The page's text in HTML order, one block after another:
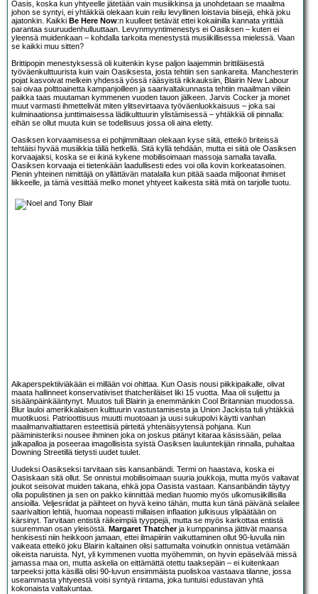
Oasis, koska kun yhtyeelle jätetään vain musiikkinsa ja unohdetaan se maailma
johon se syntyi, ei yhtäkkiä olekaan kuin reilu levyllinen loistavia biisejä, ehkä joku
ajatonkin. Kaikki Be Here Now:n kuulleet tietävät ettei kokaiinilla kannata yrittää
parantaa suuruudenhulluuttaan. Levynmyyntimenestys ei Oasiksen – kuten ei
yleensä muidenkaan – kohdalla tarkoita menestystä musiikillisessa mielessä. Vaan
se kaikki muu sitten?
Brittipopin menestyksessä oli kuitenkin kyse paljon laajemmin brittiläisestä
työväenkulttuurista kuin vain Oasiksesta, josta tehtiin sen sankareita. Manchesterin
pojat kasvoivat melkein yhdessä yössä rääsyistä rikkauksiin, Blairin New Labour
sai oivaa polttoainetta kampanjoilleen ja saarivaltakunnasta tehtiin maailman viilein
paikka taas muutaman kymmenen vuoden tauon jälkeen. Jarvis Cocker ja monet
muut varmasti ihmettelivät miten ylitsevirtaava työväenluokkaisuus – joka sai
kulminaationsa junttimaisessa lädikulttuurin ylistämisessä – yhtäkkiä oli pinnalla:
eihän se ollut muuta kuin se todellisuus jossa oli aina eletty.
Oasiksen korvaamisessa ei pohjimmiltaan olekaan kyse siitä, etteikö briteissä
tehtäisi hyvää musiikkia tällä hetkellä. Sitä kyllä tehdään, mutta ei siitä ole Oasiksen
korvaajaksi, koska se ei ikinä kykene mobilisoimaan massoja samalla tavalla.
Oasiksen korvaaja ei tietenkään laadullisesti edes voi olla kovin korkeatasoinen.
Pienin yhteinen nimittäjä on yllättävän matalalla kun pitää saada miljoonat ihmiset
liikkeelle, ja tämä vesittää melko monet yhtyeet kaikesta siitä mitä on tarjolle tuotu.
Aikaperspektiiviäkään ei millään voi ohittaa. Kun Oasis nousi piikkipaikalle, olivat
maata hallinneet konservatiiviset thatcheriläiset liki 15 vuotta. Maa oli suljettu ja
sisäänpäinkääntynyt. Muutos tuli Blairin ja enemmänkin Cool Britannian muodossa.
Blur lauloi amerikkalaisen kulttuurin vastustamisesta ja Union Jackista tuli yhtäkkiä
muotikuosi. Patrioottisuus muutti muotoaan ja uusi sukupolvi käytti vanhan
maailmanvaltiattaren esteettisiä piirteitä yhtenäisyytensä pohjana. Kun
pääministeriksi nousee ihminen joka on joskus pitänyt kitaraa käsissään, pelaa
jalkapalloa ja poseeraa imagollisista syistä Oasiksen lauluntekijän rinnalla, puhaltaa
Downing Streetillä tietysti uudet tuulet.
Uudeksi Oasikseksi tarvitaan siis kansanbändi. Termi on haastava, koska ei
Oasiskaan sitä ollut. Se onnistui mobilisoimaan suuria joukkoja, mutta myös valtavat
joukot seisoivat muiden takana, ehkä jopa Oasista vastaan. Kansanbändin täytyy
olla populistinen ja sen on pakko kiinnittää median huomio myös ulkomusiikillisilla
ansioilla. Veljesriidat ja päihteet on hyvä keino tähän, mutta kun tänä päivänä selailee
saarivaltion lehtiä, huomaa nopeasti millaisen inflaation julkisuus ylipäätään on
kärsinyt. Tarvitaan entistä räikeimpiä tyyppejä, mutta se myös karkottaa entistä
suuremman osan yleisöstä. Margaret Thatcherja kumppaninsa jättivät maansa
henkisesti niin heikkoon jamaan, ettei ilmapiiriin vaikuttaminen ollut 90-luvulla niin
vaikeata etteikö joku Blairin kaltainen olisi sattumalta voinutkin onnistua vetämään
oikeista naruista. Nyt, yli kymmenen vuotta myöhemmin, on hyvin epäselvää missä
jamassa maa on, mutta askelia on eittämättä otettu taaksepäin – ei kuitenkaan
tarpeeksi jotta käsillä olisi 90-luvun ensimmäista puoliskoa vastaava tilanne, jossa
useammasta yhtyeestä voisi syntyä rintama, joka tuntuisi edustavan yhtä
kokonaista valtakuntaa.